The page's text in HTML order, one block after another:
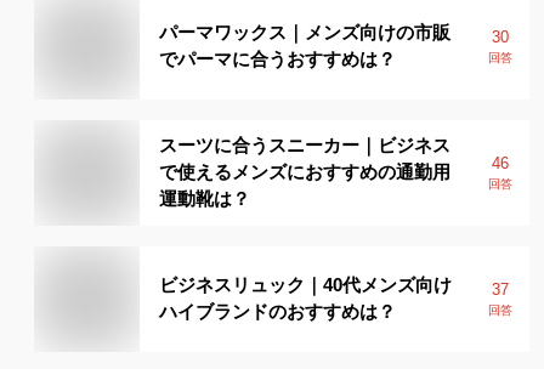
パーマワックス｜メンズ向けの市販
でパーマに合うおすすめは？
30
回答
スーツに合うスニーカー｜ビジネス
で使えるメンズにおすすめの通勤用
運動靴は？
46
回答
ビジネスリュック｜40代メンズ向け
ハイブランドのおすすめは？
37
回答